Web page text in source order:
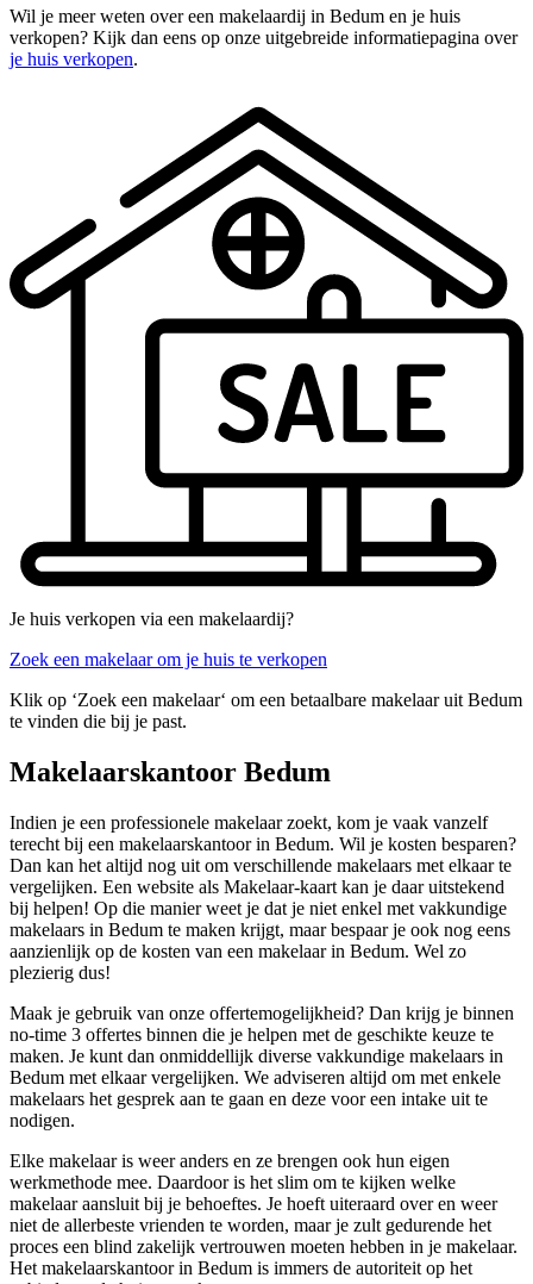
Wil je meer weten over een makelaardij in Bedum en je huis
verkopen? Kijk dan eens op onze uitgebreide informatiepagina over
je huis verkopen.
Je huis verkopen via een makelaardij?
Zoek een makelaar om je huis te verkopen
Klik op ‘Zoek een makelaar‘ om een betaalbare makelaar uit Bedum
te vinden die bij je past.
Makelaarskantoor Bedum
Indien je een professionele makelaar zoekt, kom je vaak vanzelf
terecht bij een makelaarskantoor in Bedum. Wil je kosten besparen?
Dan kan het altijd nog uit om verschillende makelaars met elkaar te
vergelijken. Een website als Makelaar-kaart kan je daar uitstekend
bij helpen! Op die manier weet je dat je niet enkel met vakkundige
makelaars in Bedum te maken krijgt, maar bespaar je ook nog eens
aanzienlijk op de kosten van een makelaar in Bedum. Wel zo
plezierig dus!
Maak je gebruik van onze offertemogelijkheid? Dan krijg je binnen
no-time 3 offertes binnen die je helpen met de geschikte keuze te
maken. Je kunt dan onmiddellijk diverse vakkundige makelaars in
Bedum met elkaar vergelijken. We adviseren altijd om met enkele
makelaars het gesprek aan te gaan en deze voor een intake uit te
nodigen.
Elke makelaar is weer anders en ze brengen ook hun eigen
werkmethode mee. Daardoor is het slim om te kijken welke
makelaar aansluit bij je behoeftes. Je hoeft uiteraard over en weer
niet de allerbeste vrienden te worden, maar je zult gedurende het
proces een blind zakelijk vertrouwen moeten hebben in je makelaar.
Het makelaarskantoor in Bedum is immers de autoriteit op het